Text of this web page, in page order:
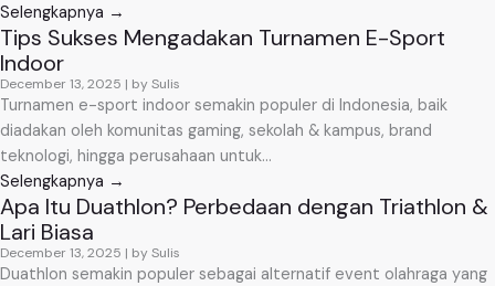
Selengkapnya →
Tips Sukses Mengadakan Turnamen E-Sport
Indoor
December 13, 2025 | by Sulis
Turnamen e-sport indoor semakin populer di Indonesia, baik
diadakan oleh komunitas gaming, sekolah & kampus, brand
teknologi, hingga perusahaan untuk...
Selengkapnya →
Apa Itu Duathlon? Perbedaan dengan Triathlon &
Lari Biasa
December 13, 2025 | by Sulis
Duathlon semakin populer sebagai alternatif event olahraga yang